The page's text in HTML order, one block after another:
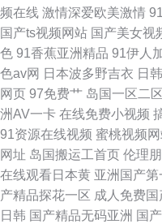
频在线 激情深爱欧美激情
国产ts视频网站 国产美女视
色 91香蕉亚洲精品 91伊人
色av网 日本波多野吉衣 日
网页 97免费艹 岛国一区二区
洲AV一卡 在线免费小视频
91资源在线视频 蜜桃视频
网址 岛国搬运工首页 伦理
在线观看日本黄 亚洲国产第
产精品探花一区 成人免费
日韩 国产精品无码亚洲 国